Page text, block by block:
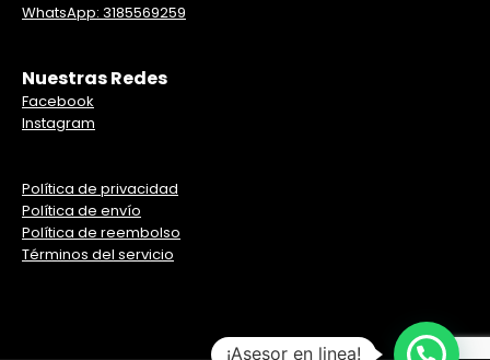
WhatsApp: 3185569259
Nuestras Redes
Facebook
Instagram
Política de privacidad
Política de envío
Política de reembolso
Términos del servicio
¡Asesor en linea!